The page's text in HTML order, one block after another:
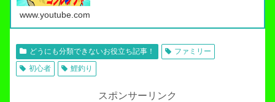
www.youtube.com
どうにも分類できないお役立ち記事！
ファミリー
初心者
鯉釣り
スポンサーリンク